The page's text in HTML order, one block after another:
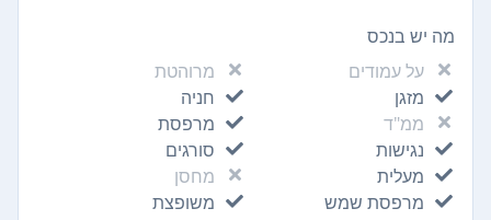
מה יש בנכס
על עמודים
מרוהטת
מזגן
חניה
ממ"ד
מרפסת
נגישות
סורגים
מעלית
מחסן
מרפסת שמש
משופצת